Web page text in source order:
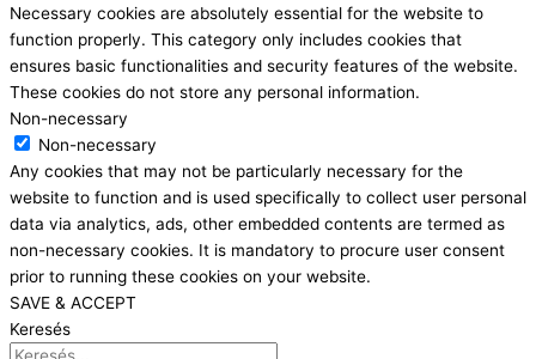
Necessary cookies are absolutely essential for the website to
function properly. This category only includes cookies that
ensures basic functionalities and security features of the website.
These cookies do not store any personal information.
Non-necessary
Non-necessary
Any cookies that may not be particularly necessary for the
website to function and is used specifically to collect user personal
data via analytics, ads, other embedded contents are termed as
non-necessary cookies. It is mandatory to procure user consent
prior to running these cookies on your website.
SAVE & ACCEPT
Keresés